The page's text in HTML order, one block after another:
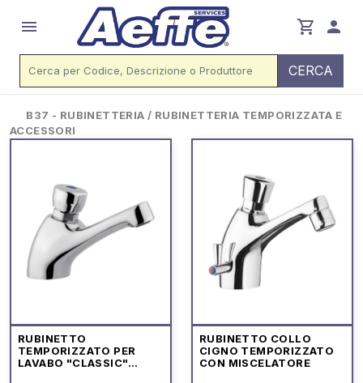
menu shopping_cart person
CERCA
B37 - RUBINETTERIA / RUBINETTERIA TEMPORIZZATA E
ACCESSORI
RUBINETTO
TEMPORIZZATO PER
LAVABO "CLASSIC"
RUBINETTO COLLO
CIGNO TEMPORIZZATO
CON MISCELATORE